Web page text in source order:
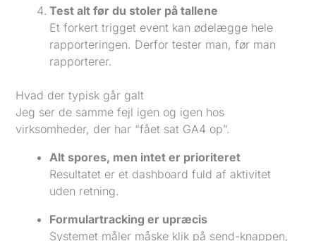
Test alt før du stoler på tallene
Et forkert trigget event kan ødelægge hele
rapporteringen. Derfor tester man, før man
rapporterer.
Hvad der typisk går galt
Jeg ser de samme fejl igen og igen hos
virksomheder, der har “fået sat GA4 op”.
Alt spores, men intet er prioriteret
Resultatet er et dashboard fuld af aktivitet
uden retning.
Formulartracking er upræcis
Systemet måler måske klik på send-knappen,